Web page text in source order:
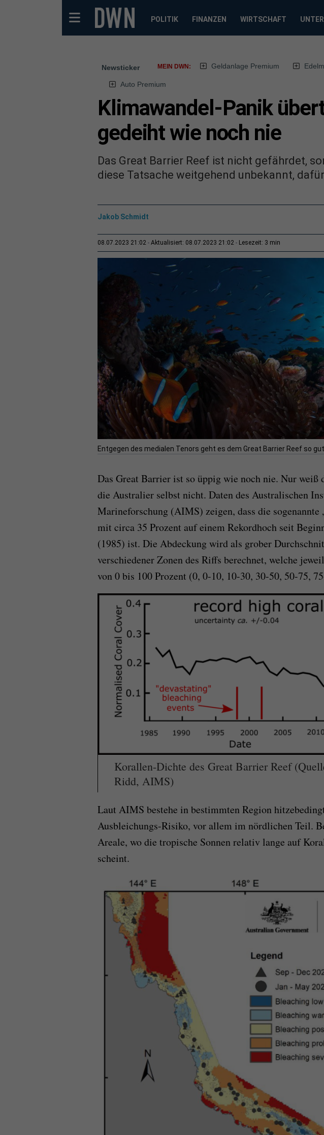
POLITIK FINANZEN WIRTSCHAFT
Newsticker MEIN DWN: Geldanlage Premium
Auto Premium
Klimawandel-Panik
gedeiht wie noch nie
Das Great Barrier Reef ist nicht gefährdet,
diese Tatsache weitgehend unbekannt,
Jakob Schmidt
08.07.2023 21:02 Aktualisiert: 08.07.2023 21:02 Lesezeit: 3 min
Entgegen des medialen Tenors geht es dem Great Barrier Reef so
Das Great Barrier ist so üppig wie noch nie. Nur weiß
die Australier selbst nicht. Daten des Australischen
Marineforschung (AIMS) zeigen, dass die sogenannte
mit circa 35 Prozent auf einem Rekordhoch seit
(1985) ist. Die Abdeckung wird als grober
verschiedener Zonen des Riffs berechnet, welche
von 0 bis 100 Prozent (0, 0-10, 10-30, 30-50, 50-75,
Korallen-Dichte des Great Barrier Reef
Ridd, AIMS)
Laut AIMS bestehe in bestimmten Region
Ausbleichungs-Risiko, vor allem im nördlichen Teil.
Areale, wo die tropische Sonnen relativ lange auf
scheint.